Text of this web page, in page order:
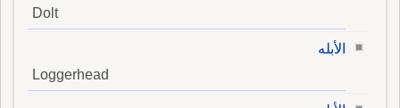
Dolt
الأبله
Loggerhead